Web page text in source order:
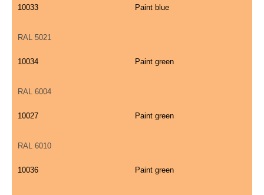
10033 Paint blue
RAL 5021
10034 Paint green
RAL 6004
10027 Paint green
RAL 6010
10036 Paint green